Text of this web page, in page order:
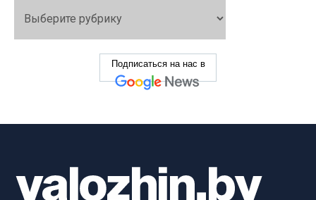
Подписаться на нас в